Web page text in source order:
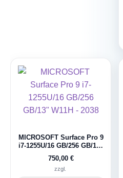
MICROSOFT Surface Pro 9
i7-1255U/16 GB/256 GB/13″
750,00 €
zzgl.